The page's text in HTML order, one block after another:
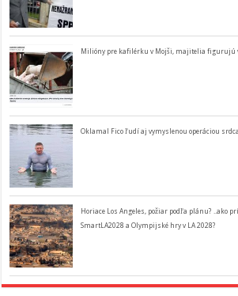
Milióny pre kafilérku v Mojši, majitelia figurujú
Oklamal Fico ľudí aj vymyslenou operáciou
Horiace Los Angeles, požiar podľa plánu? ..ako
SmartLA2028 a Olympijské hry v LA 2028?